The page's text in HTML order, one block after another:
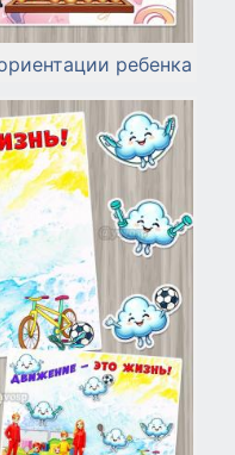
ребенка